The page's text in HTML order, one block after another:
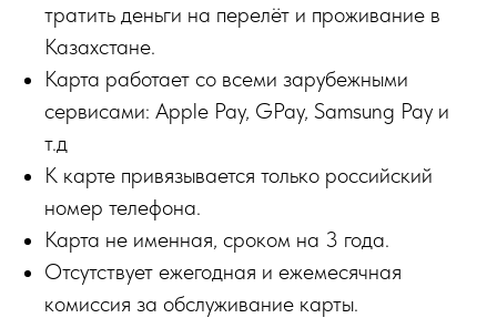
тратить деньги на перелёт и проживание в
Казахстане.
Карта работает со всеми зарубежными
сервисами: Apple Pay, GPay, Samsung Pay и
т.д
К карте привязывается только российский
номер телефона.
Карта не именная, сроком на 3 года.
Отсутствует ежегодная и ежемесячная
комиссия за обслуживание карты.